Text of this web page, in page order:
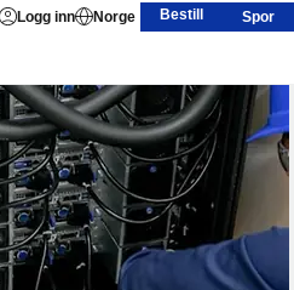
Logg inn Norge Bestill Spor